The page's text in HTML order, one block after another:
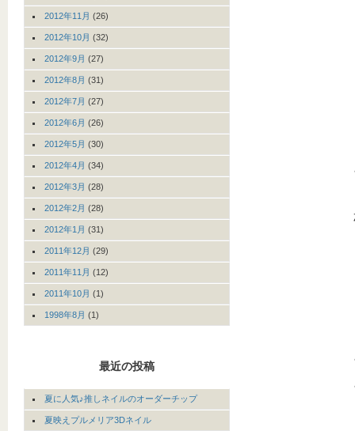
2012年11月 (26)
2012年10月 (32)
2012年9月 (27)
2012年8月 (31)
2012年7月 (27)
2012年6月 (26)
2012年5月 (30)
2012年4月 (34)
2012年3月 (28)
2012年2月 (28)
2012年1月 (31)
2011年12月 (29)
2011年11月 (12)
2011年10月 (1)
1998年8月 (1)
最近の投稿
夏に人気♪推しネイルのオーダーチップ
夏映えプルメリア3Dネイル